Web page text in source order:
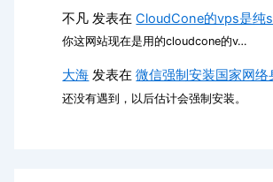
不凡 发表在CloudCone的vps是纯
你这网站现在是用的cloudcone的v…
大海 发表在微信强制安装国家网络
还没有遇到，以后估计会强制安装。